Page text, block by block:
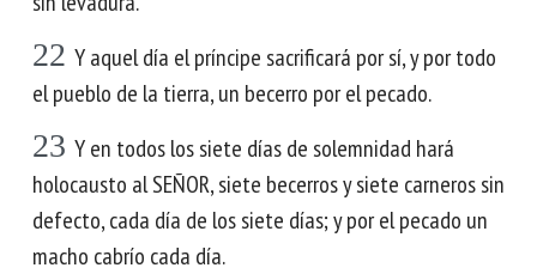
22 Y aquel día el príncipe sacrificará por sí, y por todo
el pueblo de la tierra, un becerro por el pecado.
23 Y en todos los siete días de solemnidad hará
holocausto al SEÑOR, siete becerros y siete carneros sin
defecto, cada día de los siete días; y por el pecado un
macho cabrío cada día.